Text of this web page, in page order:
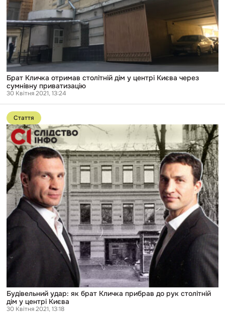
Брат Кличка отримав столітній дім у центрі Києва через
сумнівну приватизацію
30 Квітня 2021, 13:24
Перейти
до
публікації
Будівельний
удар:
як
брат
Кличка
прибрав
до
рук
столітній
дім
центрі
Києва
Стаття
Будівельний удар: як брат Кличка прибрав до рук столітній
дім у центрі Києва
30 Квітня 2021, 13:18